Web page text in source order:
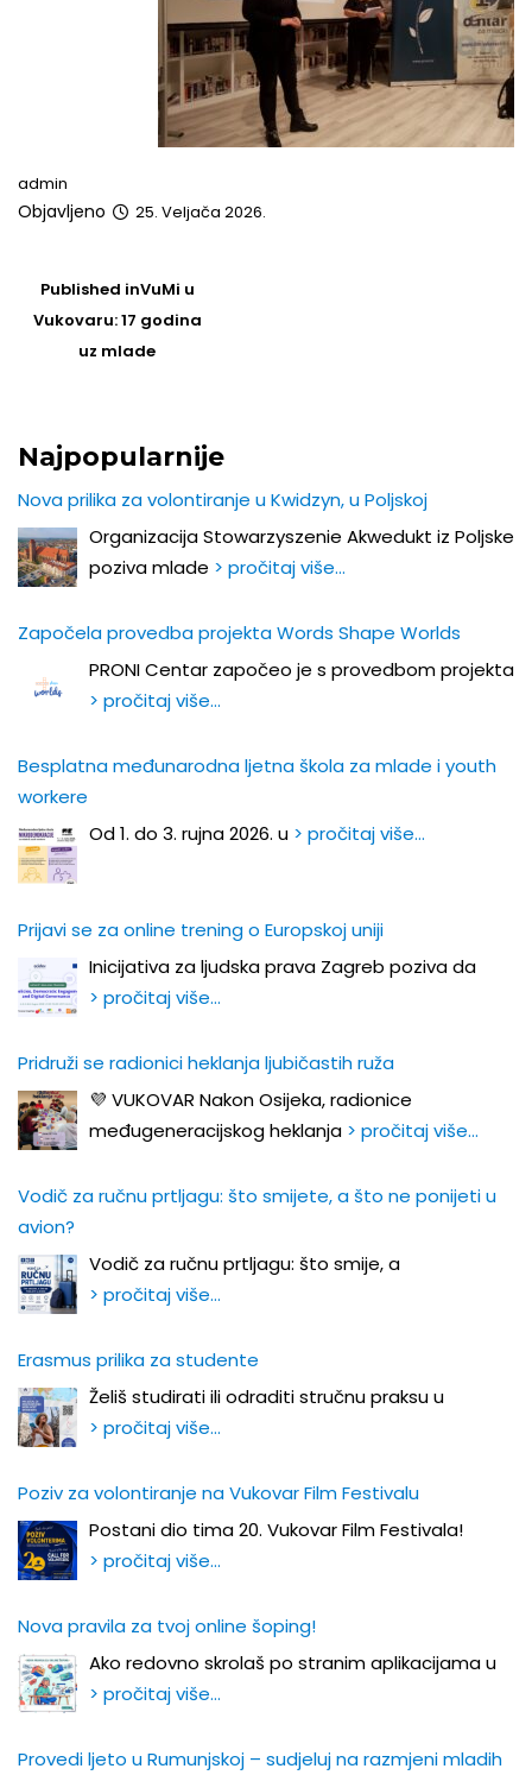
admin
Objavljeno 25. Veljača 2026.
navigation
Published inVuMi u
Vukovaru: 17 godina
uz mlade
Najpopularnije
Nova prilika za volontiranje u Kwidzyn, u Poljskoj
Organizacija Stowarzyszenie Akwedukt iz Poljske
poziva mlade > pročitaj više…
Započela provedba projekta Words Shape Worlds
PRONI Centar započeo je s provedbom projekta
> pročitaj više…
Besplatna međunarodna ljetna škola za mlade i youth
workere
Od 1. do 3. rujna 2026. u > pročitaj više…
Prijavi se za online trening o Europskoj uniji
Inicijativa za ljudska prava Zagreb poziva da
> pročitaj više…
Pridruži se radionici heklanja ljubičastih ruža
💜 VUKOVAR Nakon Osijeka, radionice
međugeneracijskog heklanja > pročitaj više…
Vodič za ručnu prtljagu: što smijete, a što ne ponijeti u
avion?
Vodič za ručnu prtljagu: što smije, a
> pročitaj više…
Erasmus prilika za studente
Želiš studirati ili odraditi stručnu praksu u
> pročitaj više…
Poziv za volontiranje na Vukovar Film Festivalu
Postani dio tima 20. Vukovar Film Festivala!
> pročitaj više…
Nova pravila za tvoj online šoping!
Ako redovno skrolaš po stranim aplikacijama u
> pročitaj više…
Provedi ljeto u Rumunjskoj – sudjeluj na razmjeni mladih